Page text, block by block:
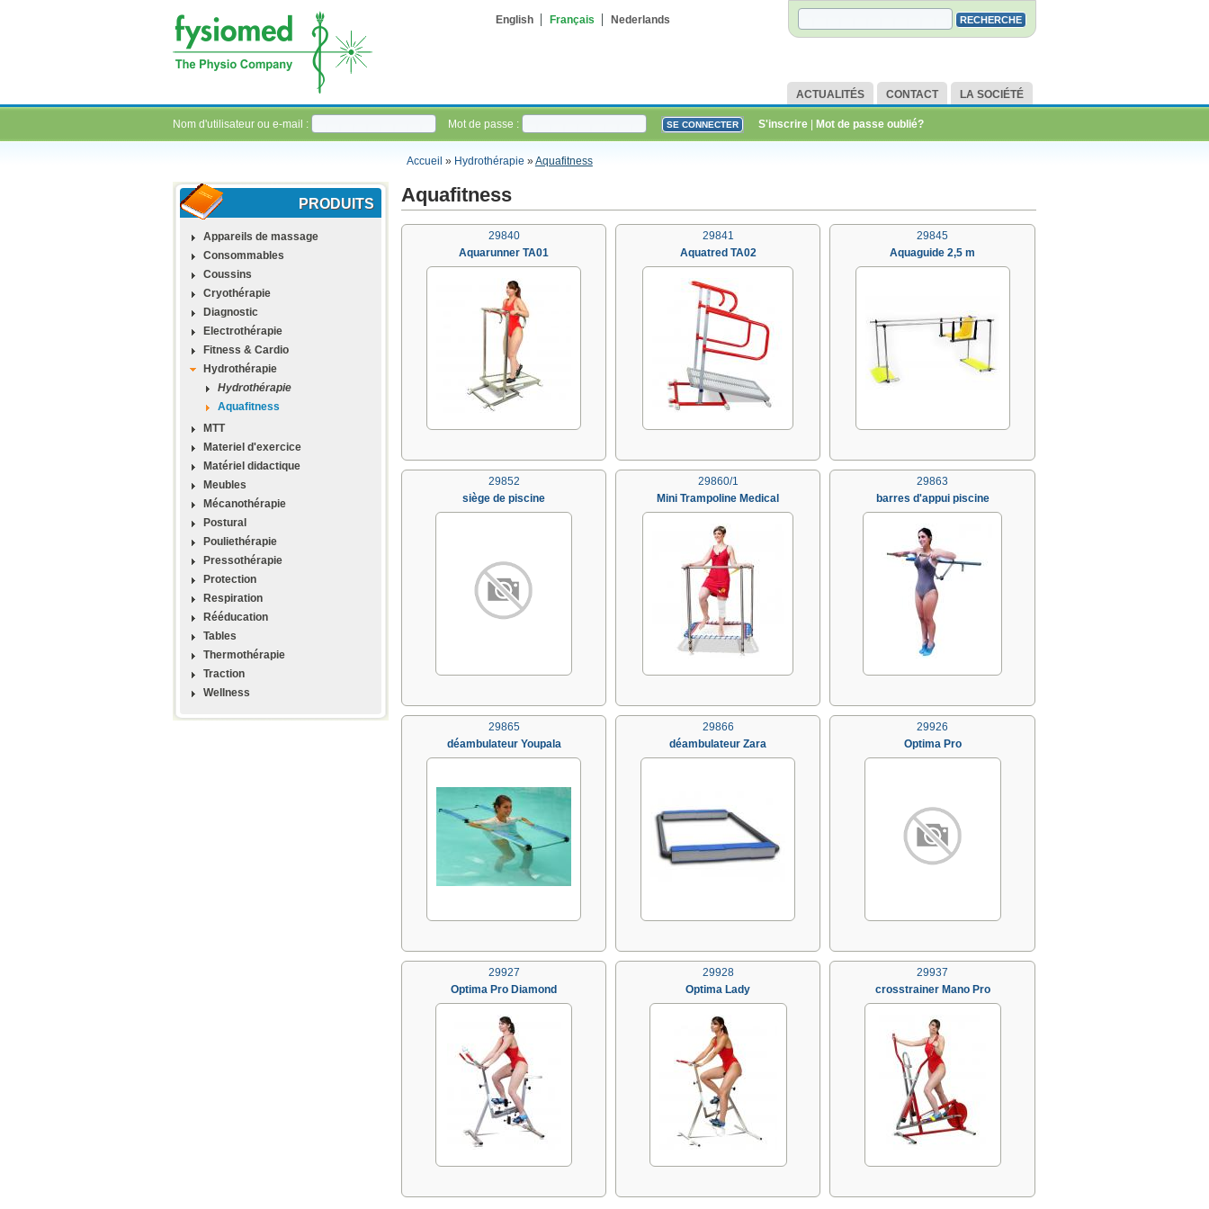
English Français Nederlands
ACTUALITÉS CONTACT LA SOCIÉTÉ
Nom d'utilisateur ou e-mail : Mot de passe : S'inscrire Mot de passe oublié?
Accueil » Hydrothérapie »Aquafitness
PRODUITS
Appareils de massage
Consommables
Coussins
Cryothérapie
Diagnostic
Electrothérapie
Fitness & Cardio
Hydrothérapie
Hydrothérapie
Aquafitness
MTT
Materiel d'exercice
Matériel didactique
Meubles
Mécanothérapie
Postural
Pouliethérapie
Pressothérapie
Protection
Respiration
Rééducation
Tables
Thermothérapie
Traction
Wellness
Aquafitness
29840
Aquarunner TA01
29841
Aquatred TA02
29845
Aquaguide 2,5 m
29852
siège de piscine
29860/1
Mini Trampoline Medical
29863
barres d'appui piscine
29865
déambulateur Youpala
29866
déambulateur Zara
29926
Optima Pro
29927
Optima Pro Diamond
29928
Optima Lady
29937
crosstrainer Mano Pro